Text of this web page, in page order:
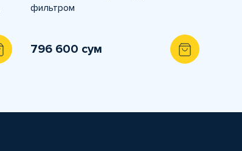
фильтром
796 600 сум